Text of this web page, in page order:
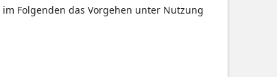
Folgenden das Vorgehen unter Nutzung